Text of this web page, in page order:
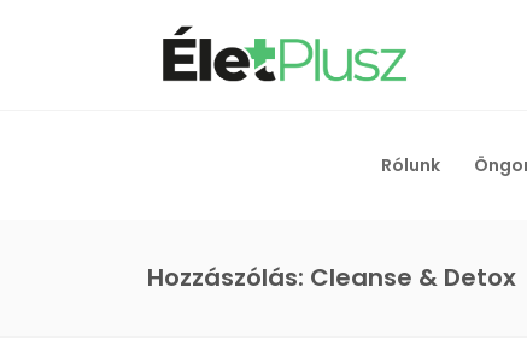
Rólunk
Hozzászólás: Cleanse & Detox